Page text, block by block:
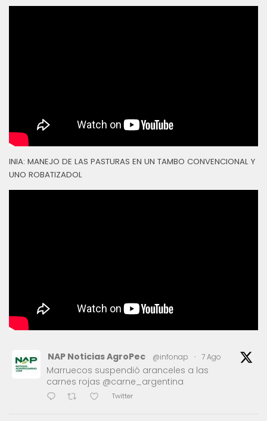
INIA: MANEJO DE LAS PASTURAS EN UN TAMBO CONVENCIONAL Y
UNO ROBATIZADOL
NAP Noticias AgroPec @infonap · 7 Ago
Marruecos suspendió aranceles a las
carnes rojas @carne_argentina
Twitter